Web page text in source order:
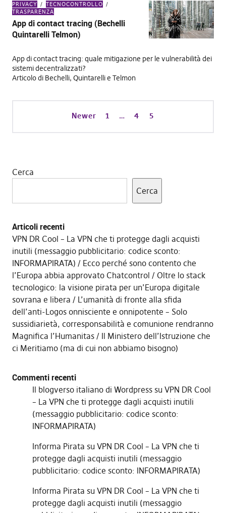
PRIVACY
TECNOCONTROLLO
TRASPARENZA
App di contact tracing (Bechelli
Quintarelli Telmon)
App di contact tracing: quale mitigazione per le vulnerabilità dei
sistemi decentralizzati?
Articolo di Bechelli, Quintarelli e Telmon
Newer 1 … 4 5
Cerca
Cerca
Articoli recenti
VPN DR Cool – La VPN che ti protegge dagli acquisti
inutili (messaggio pubblicitario: codice sconto:
INFORMAPIRATA)
Ecco perché sono contento che
l’Europa abbia approvato Chatcontrol
Oltre lo stack
tecnologico: la visione pirata per un’Europa digitale
sovrana e libera
L’umanità di fronte alla sfida
dell’anti-Logos onnisciente e onnipotente – Solo
sussidiarietà, corresponsabilità e comunione rendranno
Magnifica l’Humanitas
Il Ministero dell’Istruzione che
ci Meritiamo (ma di cui non abbiamo bisogno)
Commenti recenti
Il blogverso italiano di Wordpresssu VPN DR Cool
– La VPN che ti protegge dagli acquisti inutili
(messaggio pubblicitario: codice sconto:
INFORMAPIRATA)
Informa Pirata su VPN DR Cool – La VPN che ti
protegge dagli acquisti inutili (messaggio
pubblicitario: codice sconto: INFORMAPIRATA)
Informa Pirata su VPN DR Cool – La VPN che ti
protegge dagli acquisti inutili (messaggio